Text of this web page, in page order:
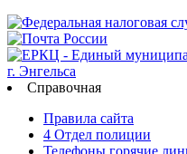
Справочная
Правила сайта
4 Отдел полиции
Телефоны горячие